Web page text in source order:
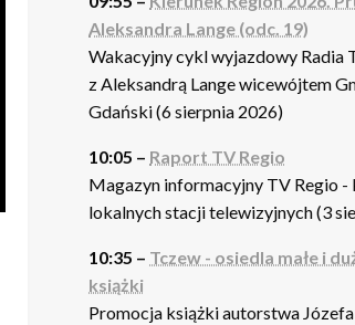
Aleksandra Lange (odc. 19)
Wakacyjny cykl wyjazdowy Radia
z Aleksandrą Lange wicewójtem
Gdański (6 sierpnia 2026)
10:05 – Raport TV Regio
Magazyn informacyjny TV Regio -
lokalnych stacji telewizyjnych (3
10:35 – Tczew - osiedla małe i
książki
Promocja książki autorstwa